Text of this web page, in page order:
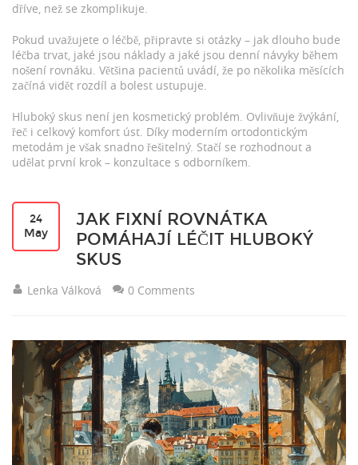
dříve, než se zkomplikuje.
Pokud uvažujete o léčbě, připravte si otázky – jak dlouho bude
léčba trvat, jaké jsou náklady a jaké jsou denní návyky během
nošení rovnáku. Většina pacientů uvádí, že po několika měsících
začíná vidět rozdíl a bolest ustupuje.
Hluboký skus není jen kosmetický problém. Ovlivňuje žvýkání,
řeč i celkový komfort úst. Díky moderním ortodontickým
metodám je však snadno řešitelný. Stačí se rozhodnout a
udělat první krok – konzultace s odborníkem.
24
May
JAK FIXNÍ ROVNÁTKA
POMÁHAJÍ LÉČIT HLUBOKÝ
SKUS
Lenka Válková 0 Comments